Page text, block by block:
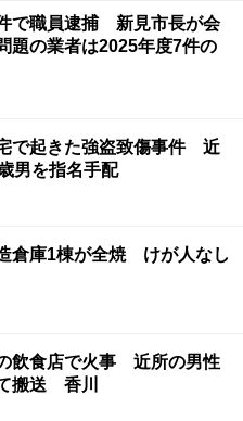
で職員逮捕 新見市長が会
題の業者は2025年度7件の
で起きた強盗致傷事件 近
男を指名手配
倉庫1棟が全焼 けが人なし
飲食店で火事 近所の男性
搬送 香川